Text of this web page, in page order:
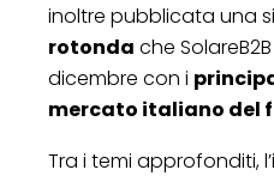
inoltre pubblicata una
rotonda che
dicembre con i
mercato italiano del
Tra i temi approfonditi,